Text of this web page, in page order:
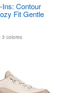
Contour
Fit Gentle
3 colores